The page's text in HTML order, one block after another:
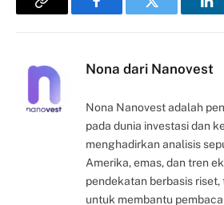
Copy
FacebookTwitter
Nona dari Nanovest
Nona Nanovest adalah
pada dunia investasi dan
menghadirkan analisis
Amerika, emas, dan tren
pendekatan berbasis
untuk membantu